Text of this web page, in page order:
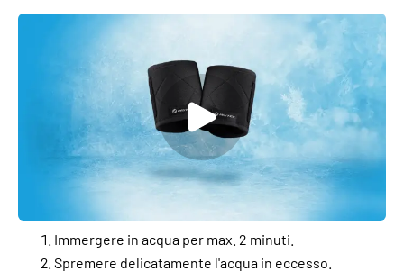
Immergere in acqua per max. 2 minuti.
Spremere delicatamente l'acqua in eccesso.